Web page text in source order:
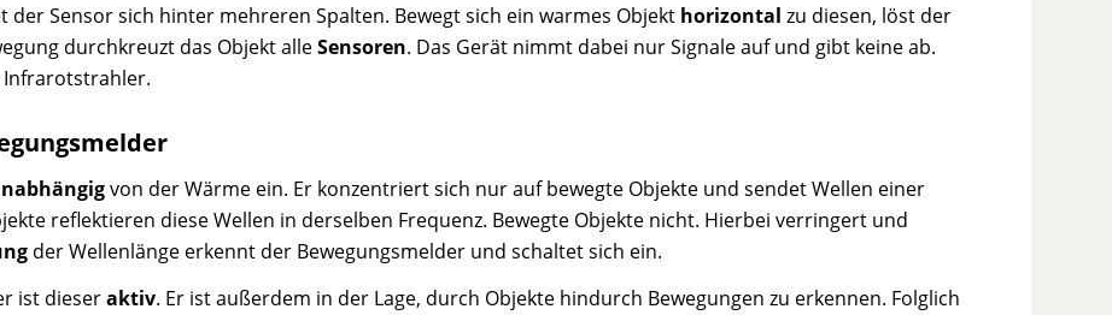
der Sensor sich hinter mehreren Spalten. Bewegt sich ein warmes Objekt horizontal zu diesen, löst der
durchkreuzt das Objekt alleSensoren. Das Gerät nimmt dabei nur Signale auf und gibt keine ab.
Infrarotstrahler.
von der Wärme ein. Er konzentriert sich nur auf bewegte Objekte und sendet Wellen einer
reflektieren diese Wellen in derselben Frequenz. Bewegte Objekte nicht. Hierbei verringert und
der Wellenlänge erkennt der Bewegungsmelder und schaltet sich ein.
ist dieseraktiv. Er ist außerdem in der Lage, durch Objekte hindurch Bewegungen zu erkennen. Folglich